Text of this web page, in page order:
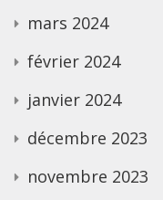
mars 2024
février 2024
janvier 2024
décembre 2023
novembre 2023